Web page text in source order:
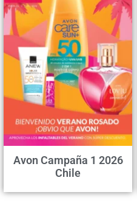
Avon Campaña 1 2026
Chile